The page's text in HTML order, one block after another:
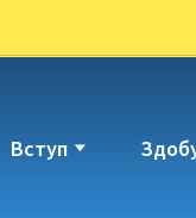
Вступ